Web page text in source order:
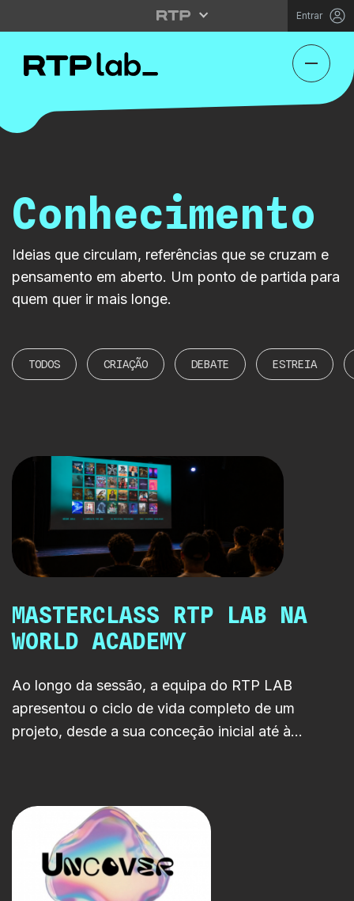
Entrar
Conhecimento
Ideias que circulam, referências que se cruzam e
pensamento em aberto. Um ponto de partida para
quem quer ir mais longe.
TODOS CRIAÇÃO DEBATE ESTREIA
MASTERCLASS RTP LAB NA
WORLD ACADEMY
Ao longo da sessão, a equipa do RTP LAB
apresentou o ciclo de vida completo de um
projeto, desde a sua conceção inicial até à